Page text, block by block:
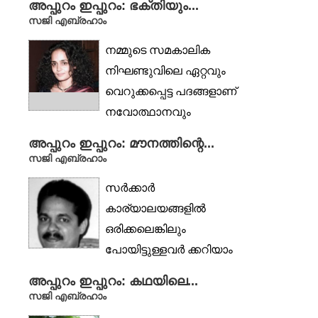
സമീപകാലയളവിലെ വളരെ
അപ്പുറം ഇപ്പുറം: ഭക്തിയും...
സജി എബ്രഹാം
നമ്മുടെ സമകാലിക
നിഘണ്ടുവിലെ ഏറ്റവും
വെറുക്കപ്പെട്ട പദങ്ങളാണ്
നവോത്ഥാനവും
വാക്കുകൾ ഉദിച്ചു...
അപ്പുറം ഇപ്പുറം: മൗനത്തിന്റെ...
സജി എബ്രഹാം
സർക്കാർ
കാര്യാലയങ്ങളിൽ
ഒരിക്കലെങ്കിലും
പോയിട്ടുള്ളവർ ക്കറിയാം
പണിയെടുക്കുന്നവരുടെ
അപ്പുറം ഇപ്പുറം: കഥയിലെ...
സജി എബ്രഹാം